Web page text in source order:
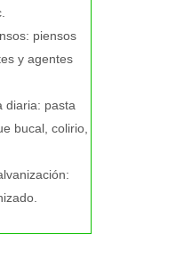
piensos
y agentes
diaria: pasta
bucal, colirio,